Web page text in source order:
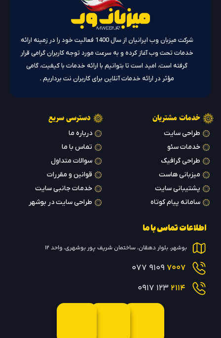
شرکت میزبان وب ایرانیان از سال 1400 فعالیت خود را در زمینه ارائه
خدمات تحت وب آغاز کرده و به سرعت مورد توجه کاربران گرامی قرار
گرفته است، امید است تا بتوانیم با ارائه خدمات با کیفیت، گامی
مؤثر در ارائه خدمات آنلاین برای کاربران نت برداریم .
خدمات مشتریان
طراحی سایت
خدمات سئو
طراحی گرافیک
میزبانی هاست
پشتیبانی سایت
سامانه پیام کوتاه
دسترسی سریع
درباره ما
تماس با ما
سوالات متداول
قوانین و مقررات
خدمات جانبی سایت
طراحی سایت در بوشهر
اطلاعات تماس با ما
بوشهر، بلوار دهقان، ساختمان شریف پور بوشهری، واحد 12
7007
2114